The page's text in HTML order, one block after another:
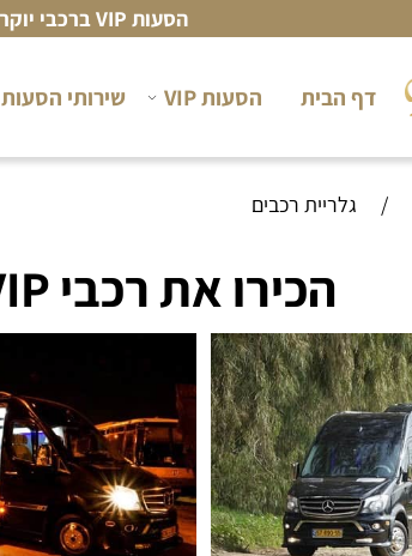
הסעות VIP ברכבי יוקרה לבעלי עסקים - להזמנת הסעה חייגו
דף הבית הסעות VIP שירותי הסעות
/ גלריית רכבים
הכירו את רכבי VIP של חברת הסעות רפאל טורס